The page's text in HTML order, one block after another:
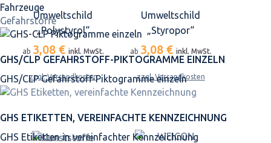
Fahrzeuge
Gefahrstoffe
GHS/CLP GEFAHRSTOFF-PIKTOGRAMME EINZELN
GHS/CLP Gefahrstoff-Piktogramme einzeln
GHS ETIKETTEN, VEREINFACHTE KENNZEICHNUNG
GHS Etiketten in vereinfachter Kennzeichnung
Umweltschild
„Polystyrol“
ab 3,08 € inkl. MwSt.
zzgl. Versandkosten
Umweltschild
„Styropor“
ab 3,08 € inkl. MwSt.
zzgl. Versandkosten